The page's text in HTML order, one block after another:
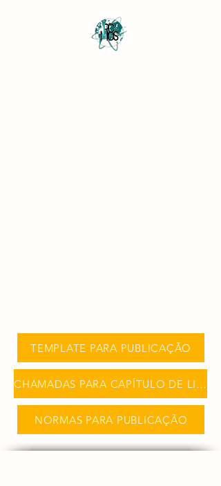
TEMPLATE PARA PUBLICAÇÃO
CHAMADAS PARA CAPÍTULO DE LIVRO
NORMAS PARA PUBLICAÇÃO